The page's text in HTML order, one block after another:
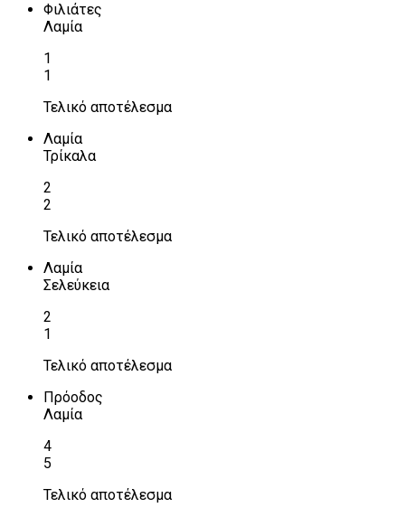
Φιλιάτες
Λαμία
1
1
Τελικό αποτέλεσμα
Λαμία
Τρίκαλα
2
2
Τελικό αποτέλεσμα
Λαμία
Σελεύκεια
2
1
Τελικό αποτέλεσμα
Πρόοδος
Λαμία
4
5
Τελικό αποτέλεσμα